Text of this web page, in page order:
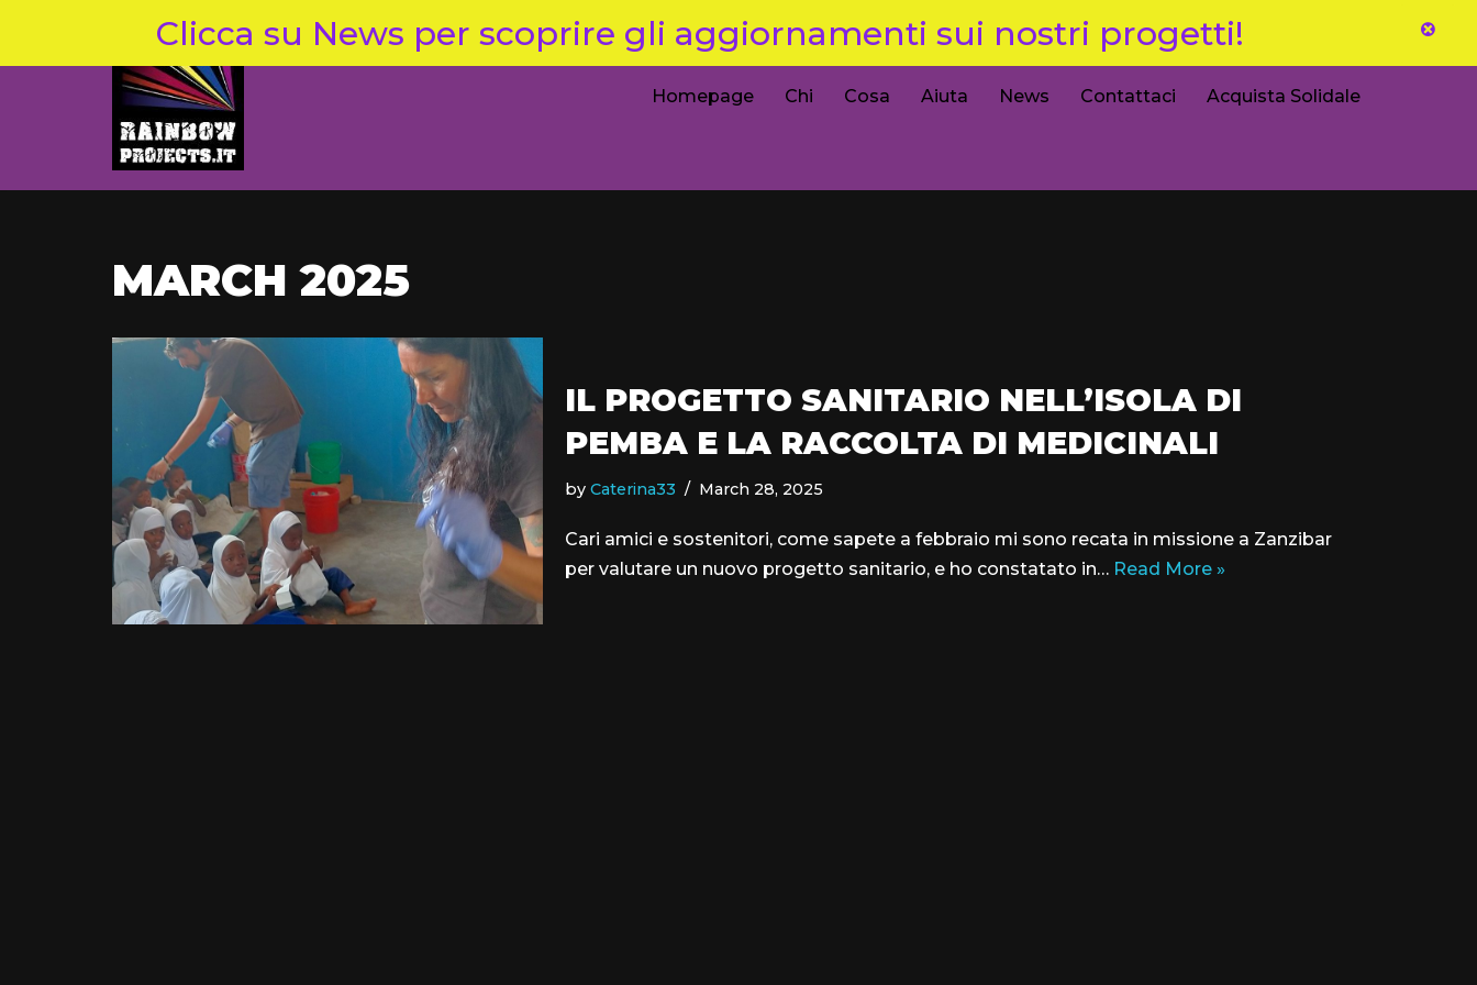
Clicca su News per scoprire gli aggiornamenti sui nostri progetti!
Skip
Homepage Chi Cosa Aiuta News Contattaci Acquista Solidale
MARCH 2025
IL PROGETTO SANITARIO NELL’ISOLA DI
PEMBA E LA RACCOLTA DI MEDICINALI
by Caterina33 March 28, 2025
Cari amici e sostenitori, come sapete a febbraio mi sono recata in missione a Zanzibar
per valutare un nuovo progetto sanitario, e ho constatato in… Read More »